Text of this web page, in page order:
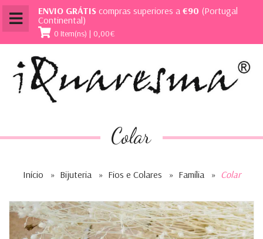
ENVIO GRÁTIS compras superiores a €90 (Portugal
Continental)
0 Item(ns) | 0,00€
Colar
Início » Bijuteria » Fios e Colares » Família » Colar